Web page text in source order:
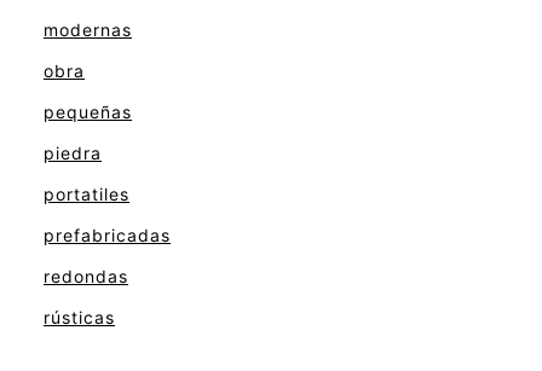
modernas
obra
pequeñas
piedra
portatiles
prefabricadas
redondas
rústicas